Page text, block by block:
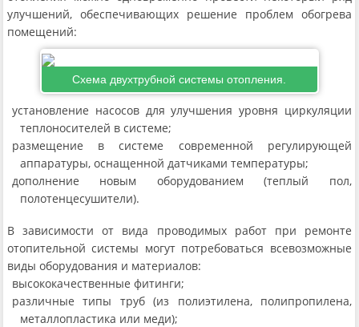
улучшений, обеспечивающих решение проблем обогрева
помещений:
Схема двухтрубной системы отопления.
установление насосов для улучшения уровня циркуляции
теплоносителей в системе;
размещение в системе современной регулирующей
аппаратуры, оснащенной датчиками температуры;
дополнение новым оборудованием (теплый пол,
полотенцесушители).
В зависимости от вида проводимых работ при ремонте
отопительной системы могут потребоваться всевозможные
виды оборудования и материалов:
высококачественные фитинги;
различные типы труб (из полиэтилена, полипропилена,
металлопластика или меди);